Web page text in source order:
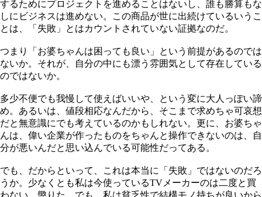
するためにプロジェクトを進めることはないし、誰も勝算もな
しにビジネスは進めない。この商品が世に出続けているいうこ
とは、「失敗」とはカウントされていない証拠なのだ。
つまり「お婆ちゃんは困っても良い」という前提があるのでは
ないか。それが、自分の中にも漂う雰囲気として存在している
のではないか。
多少不便でも我慢して使えばいいや、という変に大人っぽい諦
め。あるいは、値段相応なんだから、そこまで求めちゃ可哀想
だと無意識にでも考えているのかもしれない。更に、お婆ちゃ
んは、偉い企業が作ったものをちゃんと操作できないのは、自
分が悪いんだと思い込んでいる可能性だってある。
でも、だからといって、これは本当に「失敗」ではないのだろ
うか。少なくとも私は今使っているTVメーカーのは二度と買
わない。懲りた。でも、私は貧乏性で結構モノ持ちが良いから